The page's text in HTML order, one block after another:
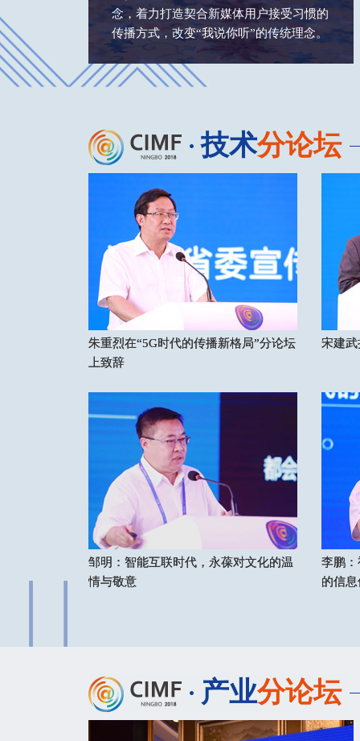
念，着力打造契合新媒体用户接受习惯的
传播方式，改变“我说你听”的传统理念。
技术分论坛
朱重烈在“5G时代的传播新格局”分论坛
上致辞
宋建
邹明：智能互联时代，永葆对文化的温
情与敬意
李鹏
的信
朱重烈在“5G时代的传播新格局”分论坛
上致辞
宋建
邹明：智能互联时代，永葆对文化的温
情与敬意
李鹏
的信
产业分论坛